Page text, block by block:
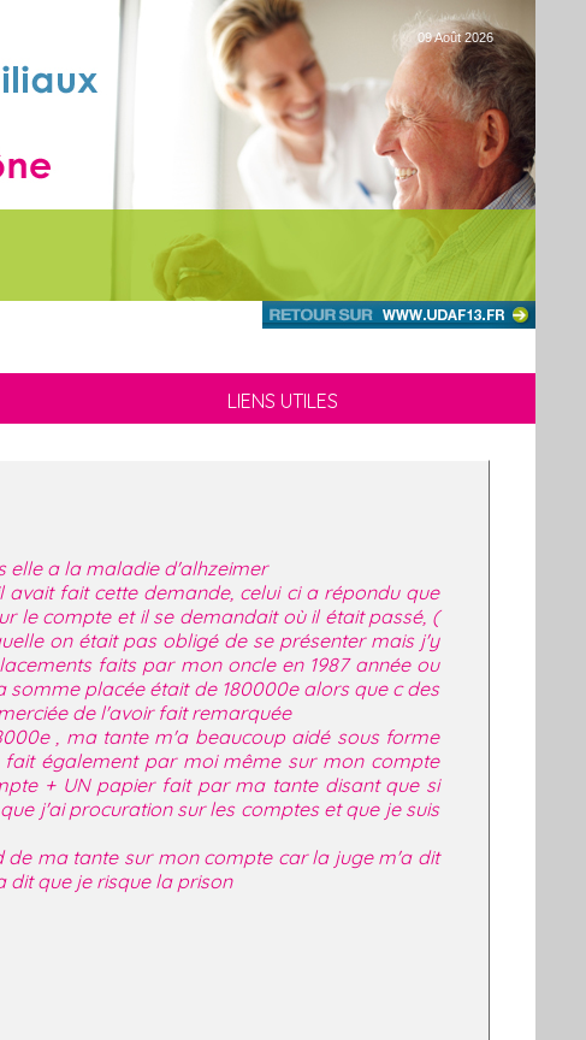
09 Août 2026
LIENS UTILES
elle a la maladie d'alhzeimer
fait cette demande, celui ci a répondu que
le compte et il se demandait où il était passé, (
on était pas obligé de se présenter mais j'y
faits par mon oncle en 1987 année ou
somme placée était de 180000e alors que c des
de l'avoir fait remarquée
, ma tante m'a beaucoup aidé sous forme
également par moi même sur mon compte
+ UN papier fait par ma tante disant que si
j'ai procuration sur les comptes et que je suis
de ma tante sur mon compte car la juge m'a dit
dit que je risque la prison